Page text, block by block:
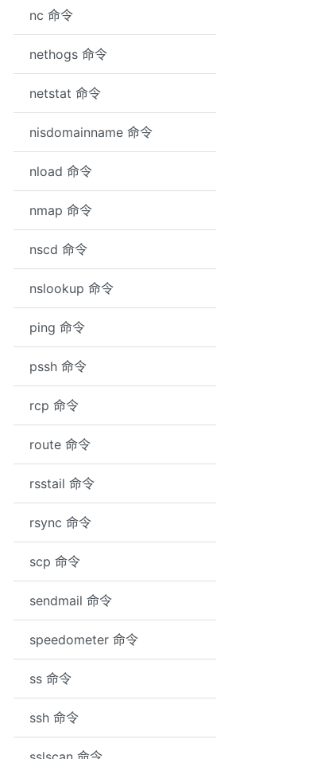
(100.127.3.115) 0.821 ms
ms
nc 命令
nethogs 命令
netstat 命令
nisdomainname 命令
nload 命令
nmap 命令
nscd 命令
nslookup 命令
ping 命令
pssh 命令
rcp 命令
route 命令
rsstail 命令
rsync 命令
scp 命令
sendmail 命令
speedometer 命令
ss 命令
ssh 命令